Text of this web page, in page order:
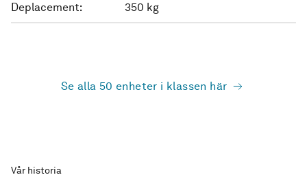
Deplacement: 350 kg
Se alla 50 enheter i klassen här
Vår historia